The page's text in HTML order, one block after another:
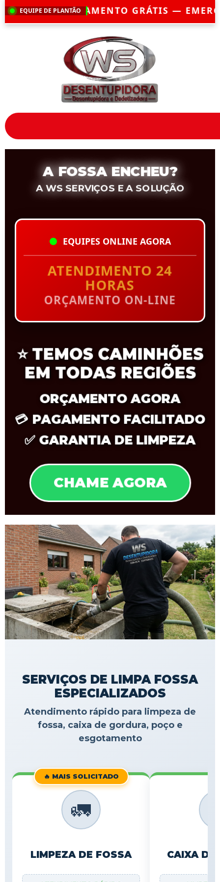
EQUIPE DE PLANTÃO
GRÁTIS — EMERGÊNCIA?CHEGAMOS EM
A FOSSA ENCHEU?
A WS SERVIÇOS E A SOLUÇÃO
EQUIPES ONLINE AGORA
ATENDIMENTO 24
HORAS
ORÇAMENTO ON-LINE
⭐ TEMOS CAMINHÕES
EM TODAS REGIÕES
ORÇAMENTO AGORA
💳 PAGAMENTO FACILITADO
✅ GARANTIA DE LIMPEZA
CHAME AGORA
SERVIÇOS DE LIMPA FOSSA
ESPECIALIZADOS
Atendimento rápido para limpeza de
fossa, caixa de gordura, poço e
esgotamento
🔥 MAIS SOLICITADO
🚛
LIMPEZA DE FOSSA CAIXA DE